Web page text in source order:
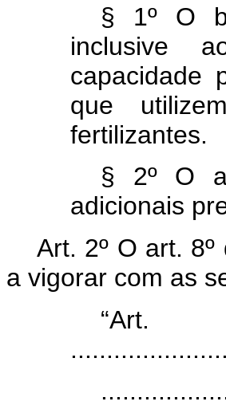
§ 1º O
inclusive
capacidade
que
fertilizantes.
§ 2º O
adicionais
Art. 2º O art. 8º
a vigorar com as